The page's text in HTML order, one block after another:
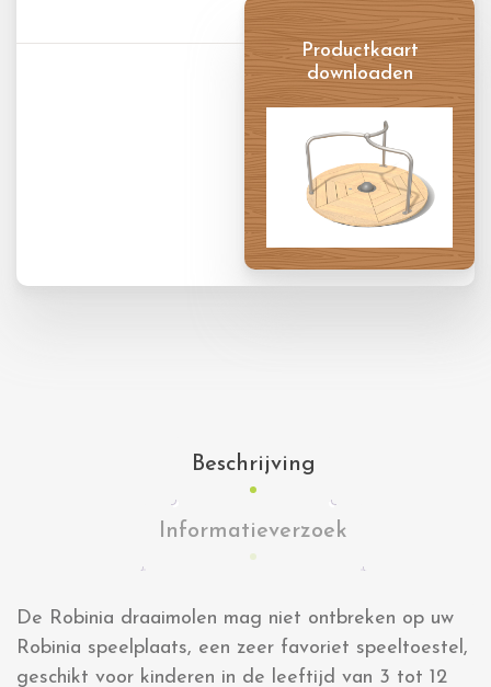
Productkaart
downloaden
Beschrijving
Informatieverzoek
De Robinia draaimolen mag niet ontbreken op uw
Robinia speelplaats, een zeer favoriet speeltoestel,
geschikt voor kinderen in de leeftijd van 3 tot 12